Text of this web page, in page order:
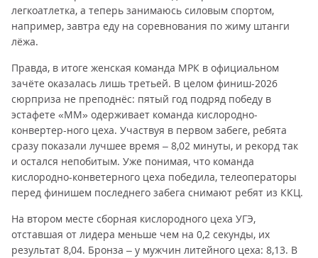
легкоатлетка, а теперь занимаюсь силовым спортом,
например, завтра еду на соревнования по жиму штанги
лёжа.
Правда, в итоге женская команда МРК в официальном
зачёте оказалась лишь третьей. В целом финиш-2026
сюрприза не преподнёс: пятый год подряд победу в
эстафете «ММ» одерживает команда кислородно-
конвертер-ного цеха. Участвуя в первом забеге, ребята
сразу показали лучшее время – 8,02 минуты, и рекорд так
и остался непобитым. Уже понимая, что команда
кислородно-конветерного цеха победила, телеоператоры
перед финишем последнего забега снимают ребят из ККЦ.
На втором месте сборная кислородного цеха УГЭ,
отставшая от лидера меньше чем на 0,2 секунды, их
результат 8,04. Бронза – у мужчин литейного цеха: 8,13. В